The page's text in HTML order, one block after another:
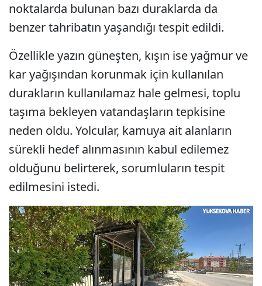
noktalarda bulunan bazı duraklarda da
benzer tahribatın yaşandığı tespit edildi.
Özellikle yazın güneşten, kışın ise yağmur ve
kar yağışından korunmak için kullanılan
durakların kullanılamaz hale gelmesi, toplu
taşıma bekleyen vatandaşların tepkisine
neden oldu. Yolcular, kamuya ait alanların
sürekli hedef alınmasının kabul edilemez
olduğunu belirterek, sorumluların tespit
edilmesini istedi.